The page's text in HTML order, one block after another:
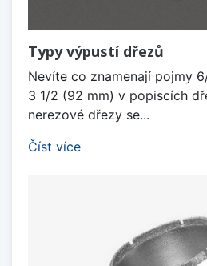
Typy výpustí dřezů
Nevíte co znamenají pojmy
3 1/2 (92 mm) v popiscích
nerezové dřezy se...
Číst více